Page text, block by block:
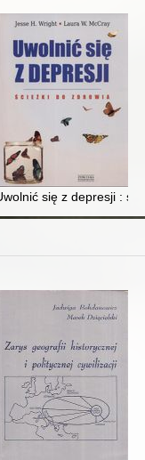
sobie z depresją,
się z depresji :